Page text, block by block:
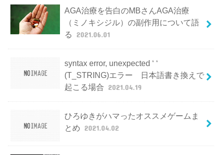
AGA治療を告白のMBさんAGA治療
（ミノキシジル）の副作用について語
る
2021.06.01
syntax error, unexpected ‘ ‘
(T_STRING)エラー 日本語書き換えで
起こる場合 2021.04.19
ひろゆきがハマったオススメゲームま
とめ 2021.04.02